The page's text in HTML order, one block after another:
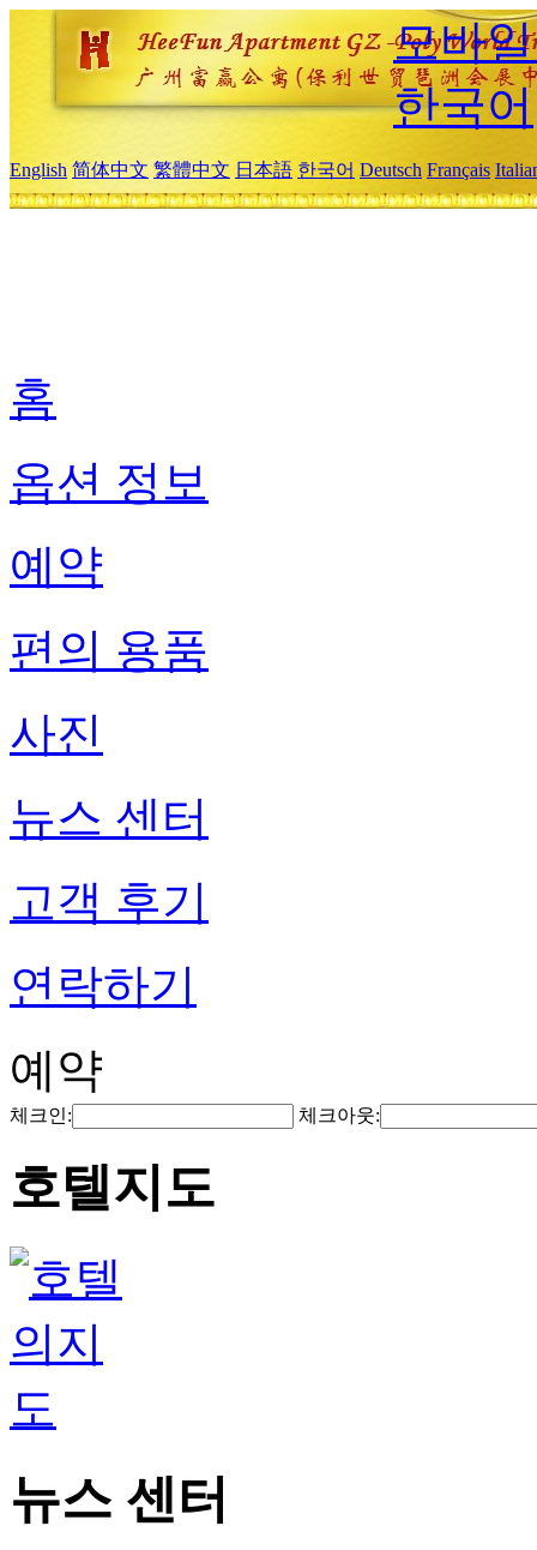
모바
한국어
English 简体中文 繁體中文 日本語 한국어 Deutsch Français
홈
옵션 정보
예약
편의 용품
사진
뉴스 센터
고객 후기
연락하기
예약
체크인: 체크아웃:
호텔지도
뉴스 센터